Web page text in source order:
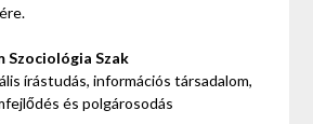
Szociológia Szak
írástudás, információs társadalom,
és polgárosodás